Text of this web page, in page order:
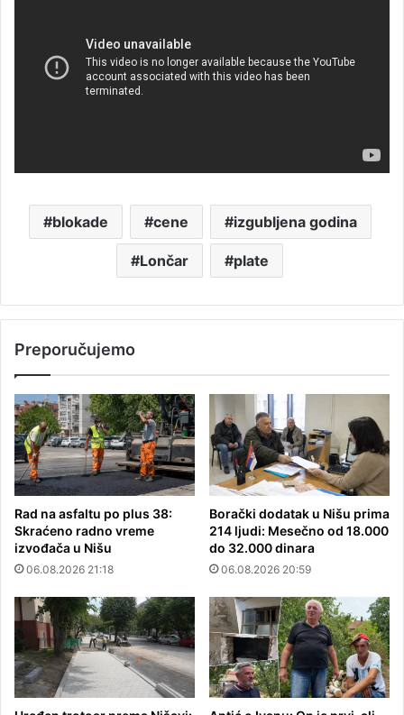
blokade cene izgubljena godina
Lončar plate
Preporučujemo
Rad na asfaltu po plus 38:
Skraćeno radno vreme
izvođača u Nišu
06.08.2026 21:18
Borački dodatak u Nišu prima
214 ljudi: Mesečno od 18.000
do 32.000 dinara
06.08.2026 20:59